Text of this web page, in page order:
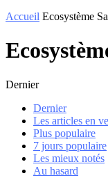
Accueil Ecosystème
Dernier
Dernier
Les articles en
Plus populaire
7 jours populaire
Les mieux notés
Au hasard